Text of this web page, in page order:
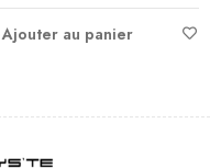
Ajouter au panier